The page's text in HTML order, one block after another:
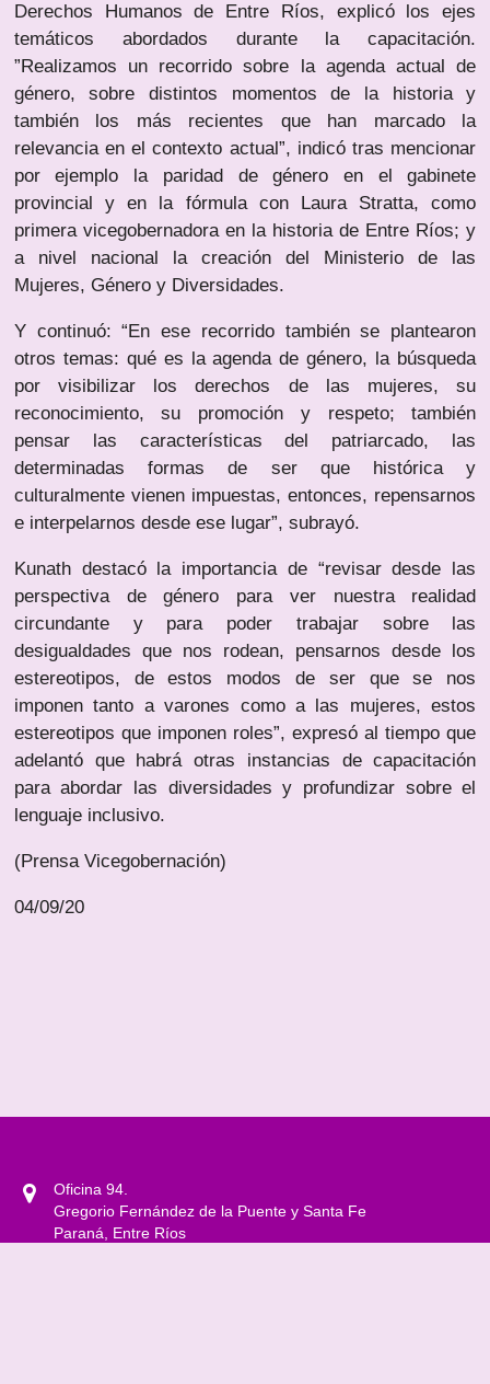
Derechos Humanos de Entre Ríos, explicó los ejes
temáticos abordados durante la capacitación.
”Realizamos un recorrido sobre la agenda actual de
género, sobre distintos momentos de la historia y
también los más recientes que han marcado la
relevancia en el contexto actual”, indicó tras mencionar
por ejemplo la paridad de género en el gabinete
provincial y en la fórmula con Laura Stratta, como
primera vicegobernadora en la historia de Entre Ríos; y
a nivel nacional la creación del Ministerio de las
Mujeres, Género y Diversidades.
Y continuó: “En ese recorrido también se plantearon
otros temas: qué es la agenda de género, la búsqueda
por visibilizar los derechos de las mujeres, su
reconocimiento, su promoción y respeto; también
pensar las características del patriarcado, las
determinadas formas de ser que histórica y
culturalmente vienen impuestas, entonces, repensarnos
e interpelarnos desde ese lugar”, subrayó.
Kunath destacó la importancia de “revisar desde las
perspectiva de género para ver nuestra realidad
circundante y para poder trabajar sobre las
desigualdades que nos rodean, pensarnos desde los
estereotipos, de estos modos de ser que se nos
imponen tanto a varones como a las mujeres, estos
estereotipos que imponen roles”, expresó al tiempo que
adelantó que habrá otras instancias de capacitación
para abordar las diversidades y profundizar sobre el
lenguaje inclusivo.
(Prensa Vicegobernación)
04/09/20
Oficina 94.
Gregorio Fernández de la Puente y Santa Fe
Paraná, Entre Ríos